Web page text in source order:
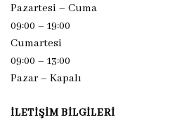
Pazartesi – Cuma
09:00 – 19:00
Cumartesi
09:00 – 13:00
Pazar – Kapalı
İLETIŞIM BILGILERI